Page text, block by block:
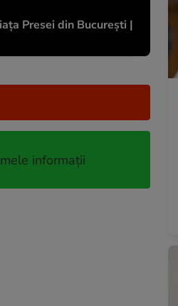
Presei din București |
informații